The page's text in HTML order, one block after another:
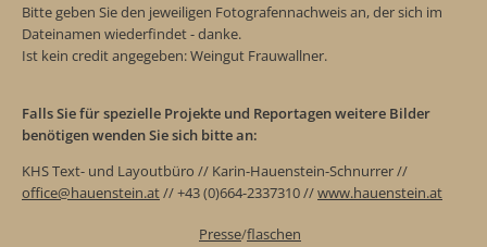
Bitte geben Sie den jeweiligen Fotografennachweis an, der sich im
Dateinamen wiederfindet - danke.
Ist kein credit angegeben: Weingut Frauwallner.
Falls Sie für spezielle Projekte und Reportagen weitere Bilder
benötigen wenden Sie sich bitte an:
KHS Text- und Layoutbüro // Karin-Hauenstein-Schnurrer //
office@hauenstein.at// +43 (0)664-2337310 //www.hauenstein.at
Presse/flaschen